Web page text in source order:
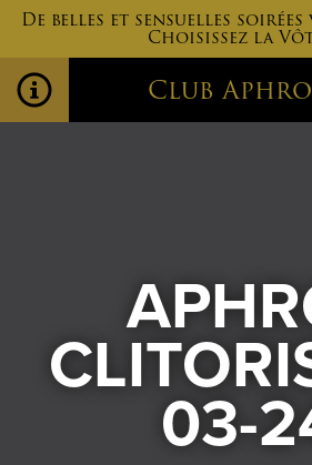
De belles et sensuelles
Choisissez la
Club
03-